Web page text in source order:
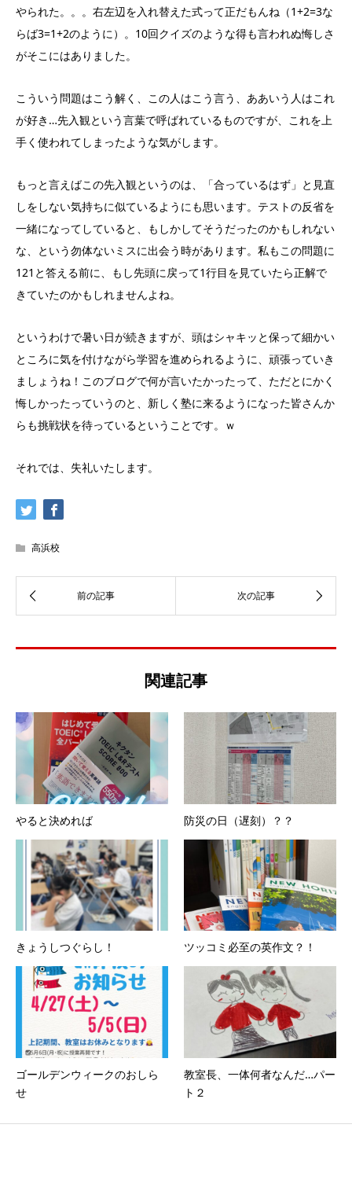
やられた。。。右左辺を入れ替えた式って正だもんね（1+2=3な
らば3=1+2のように）。10回クイズのような得も言われぬ悔しさ
がそこにはありました。
こういう問題はこう解く、この人はこう言う、ああいう人はこれ
が好き…先入観という言葉で呼ばれているものですが、これを上
手く使われてしまったような気がします。
もっと言えばこの先入観というのは、「合っているはず」と見直
しをしない気持ちに似ているようにも思います。テストの反省を
一緒になってしていると、もしかしてそうだったのかもしれない
な、という勿体ないミスに出会う時があります。私もこの問題に
121と答える前に、もし先頭に戻って1行目を見ていたら正解で
きていたのかもしれませんよね。
というわけで暑い日が続きますが、頭はシャキッと保って細かい
ところに気を付けながら学習を進められるように、頑張っていき
ましょうね！このブログで何が言いたかったって、ただとにかく
悔しかったっていうのと、新しく塾に来るようになった皆さんか
らも挑戦状を待っているということです。ｗ
それでは、失礼いたします。
高浜校
関連記事
やると決めれば 防災の日（遅刻）？？
きょうしつぐらし！ ツッコミ必至の英作文？！
ゴールデンウィークのおしら
せ
教室長、一体何者なんだ…パー
ト２